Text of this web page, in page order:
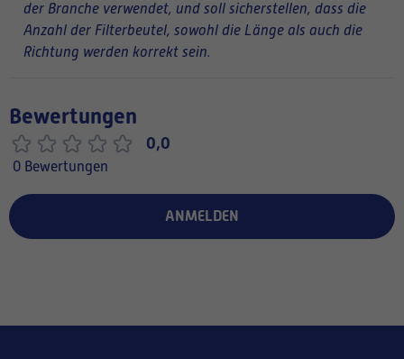
der Branche verwendet, und soll sicherstellen, dass die
Anzahl der Filterbeutel, sowohl die Länge als auch die
Richtung werden korrekt sein.
Bewertungen
0,0
0 Bewertungen
ANMELDEN